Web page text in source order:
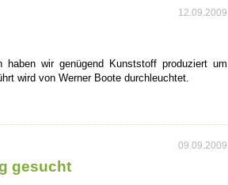
12.09.2009
wir genügend Kunststoff produziert um
wird von Werner Boote durchleuchtet.
09.09.2009
gesucht